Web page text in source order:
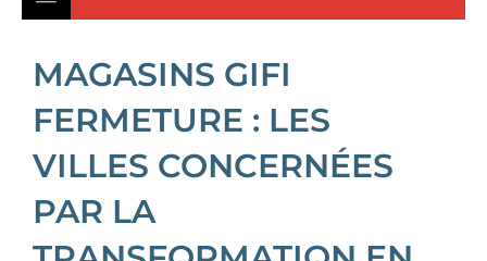
MAGASINS GIFI
FERMETURE : LES
VILLES CONCERNÉES
PAR LA